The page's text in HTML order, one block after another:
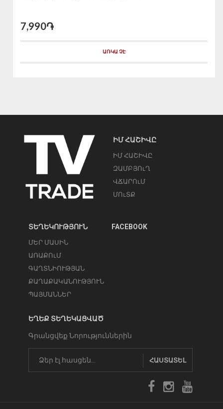
7,990֏
ԱՌԿԱ ՉԷ
ԻՄ ՀԱՇԻՎԸ
ԻՄ ՀԱՇԻՎԸ
ԶԱՄԲՅՈւՂ
ՎՃԱՐՈւՄ
ՄՈւՏՔ
ՏԵՂԵԿՈՒԹՅՈՒՆ
ՄԵՐ ՄԱՍԻՆ
ԱՌԱՔՈւՄ
ԳԱՂՏՆԻՈՒԹՅԱՆ
ՔԱՂԱՔԱԿԱՆՈՒԹՅՈՒՆ
ՊԱՅՄԱՆՆԵՐ
FACEBOOK
ԵՂԵՔ ՏԵՂԵԿԱՑՎԱԾ
Գրանցվեք Նորություններին
ՀԱՍՏԱՏԵԼ